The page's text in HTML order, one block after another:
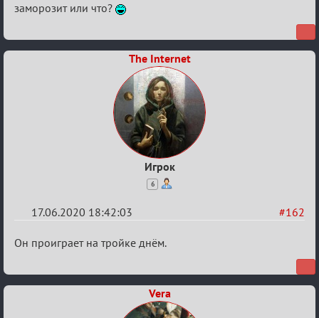
заморозит или что?
The Internet
Игрок
6
#162
17.06.2020 18:42:03
Re:
кубок
Он проиграет на тройке днём.
Vera